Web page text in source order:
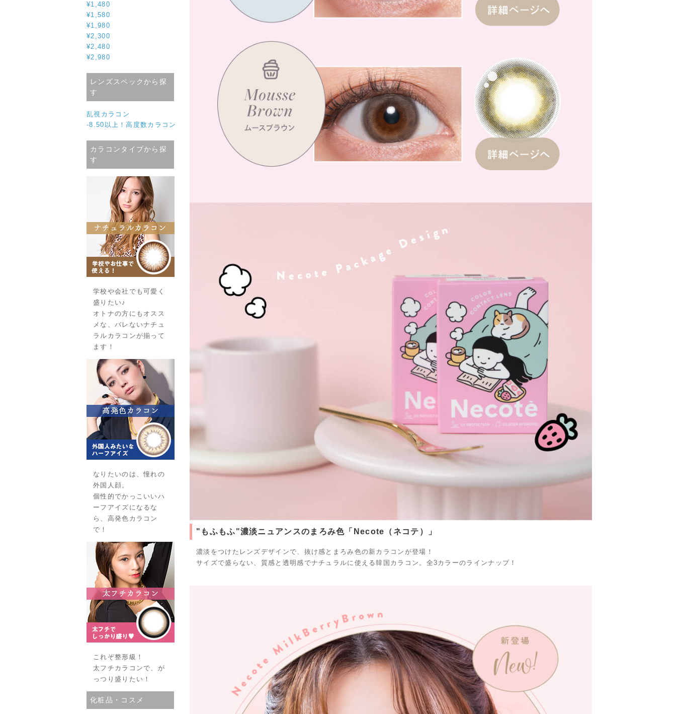
¥1,480
¥1,580
¥1,980
¥2,300
¥2,480
¥2,980
レンズスペックから探
す
乱視カラコン
-8.50以上！高度数カラコン
カラコンタイプから探
す
学校や会社でも可愛く
盛りたい♪
オトナの方にもオスス
メな、バレないナチュ
ラルカラコンが揃って
ます！
なりたいのは、憧れの
外国人顔。
個性的でかっこいいハ
ーフアイズになるな
ら、高発色カラコン
で！
これぞ整形級！
太フチカラコンで、が
っつり盛りたい！
化粧品・コスメ
"もふもふ"濃淡ニュアンスのまろみ色「Necote（ネコテ）」
濃淡をつけたレンズデザインで、抜け感とまろみ色の新カラコンが登場！
サイズで盛らない、質感と透明感でナチュラルに使える韓国カラコン。全3カラーのラインナップ！